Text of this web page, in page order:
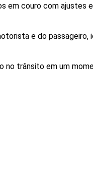
em couro com ajustes
e do passageiro,
no trânsito em um